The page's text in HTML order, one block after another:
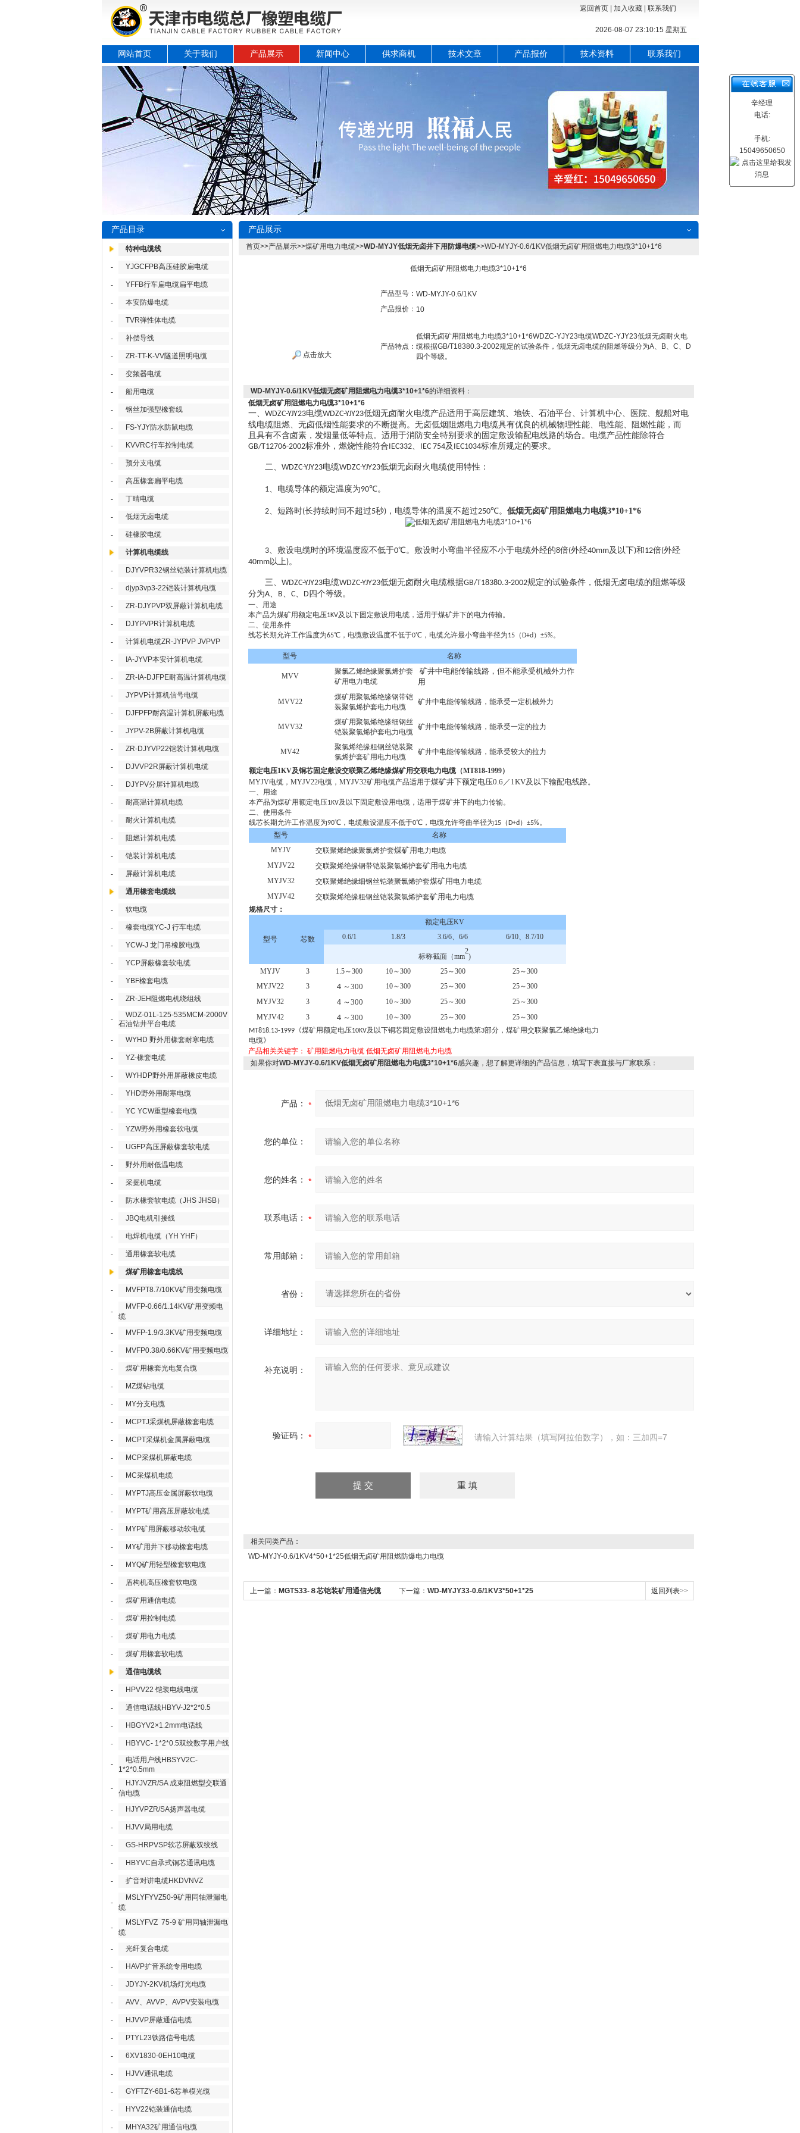
返回首页| 加入收藏| 联系我们
2026-08-07 23:10:16 星期五
网站首页 关于我们 产品展示 新闻中心 供求商机 技术文章 产品报价 技术资料 联系我们
产品目录
特种电缆线
- YJGCFPB高压硅胶扁电缆
- YFFB行车扁电缆扁平电缆
- 本安防爆电缆
- TVR弹性体电缆
- 补偿导线
- ZR-TT-K-VV隧道照明电缆
- 变频器电缆
- 船用电缆
- 钢丝加强型橡套线
- FS-YJY防水防鼠电缆
- KVVRC行车控制电缆
- 预分支电缆
- 高压橡套扁平电缆
- 丁晴电缆
- 低烟无卤电缆
- 硅橡胶电缆
计算机电缆线
- DJYVPR32钢丝铠装计算机电缆
- djyp3vp3-22铠装计算机电缆
- ZR-DJYPVP双屏蔽计算机电缆
- DJYPVPR计算机电缆
- 计算机电缆ZR-JYPVP JVPVP
- IA-JYVP本安计算机电缆
- ZR-IA-DJFPE耐高温计算机电缆
- JYPVP计算机信号电缆
- DJFPFP耐高温计算机屏蔽电缆
- JYPV-2B屏蔽计算机电缆
- ZR-DJYVP22铠装计算机电缆
- DJVVP2R屏蔽计算机电缆
- DJYPV分屏计算机电缆
- 耐高温计算机电缆
- 耐火计算机电缆
- 阻燃计算机电缆
- 铠装计算机电缆
- 屏蔽计算机电缆
通用橡套电缆线
- 软电缆
- 橡套电缆YC-J 行车电缆
- YCW-J 龙门吊橡胶电缆
- YCP屏蔽橡套软电缆
- YBF橡套电缆
- ZR-JEH阻燃电机绕组线
-
WDZ-01L-125-535MCM-2000V
石油钻井平台电缆
-
WYHD 野外用橡套耐寒电缆
- YZ-橡套电缆
- WYHDP野外用屏蔽橡皮电缆
- YHD野外用耐寒电缆
- YC YCW重型橡套电缆
- YZW野外用橡套软电缆
- UGFP高压屏蔽橡套软电缆
- 野外用耐低温电缆
- 采掘机电缆
- 防水橡套软电缆（JHS JHSB）
- JBQ电机引接线
- 电焊机电缆（YH YHF）
- 通用橡套软电缆
煤矿用橡套电缆线
- MVFPT8.7/10KV矿用变频电缆
-
MVFP-0.66/1.14KV矿用变频电
缆
-
MVFP-1.9/3.3KV矿用变频电缆
- MVFP0.38/0.66KV矿用变频电缆
- 煤矿用橡套光电复合缆
- MZ煤钻电缆
- MY分支电缆
- MCPTJ采煤机屏蔽橡套电缆
- MCPT采煤机金属屏蔽电缆
- MCP采煤机屏蔽电缆
- MC采煤机电缆
- MYPTJ高压金属屏蔽软电缆
- MYPT矿用高压屏蔽软电缆
- MYP矿用屏蔽移动软电缆
- MY矿用井下移动橡套电缆
- MYQ矿用轻型橡套软电缆
- 盾构机高压橡套软电缆
- 煤矿用通信电缆
- 煤矿用控制电缆
- 煤矿用电力电缆
- 煤矿用橡套软电缆
通信电缆线
- HPVV22 铠装电线电缆
- 通信电话线HBYV-J2*2*0.5
- HBGYV2×1.2mm电话线
- HBYVC- 1*2*0.5双绞数字用户线
-
电话用户线HBSYV2C-
1*2*0.5mm
-
HJYJVZR/SA 成束阻燃型交联通
信电缆
-
HJYVPZR/SA扬声器电缆
- HJVV局用电缆
- GS-HRPVSP软芯屏蔽双绞线
- HBYVC自承式铜芯通讯电缆
- 扩音对讲电缆HKDVNVZ
-
MSLYFYVZ50-9矿用同轴泄漏电
缆
-
MSLYFVZ 75-9 矿用同轴泄漏电
缆
-
光纤复合电缆
- HAVP扩音系统专用电缆
- JDYJY-2KV机场灯光电缆
- AVV、AVVP、AVPV安装电缆
- HJVVP屏蔽通信电缆
- PTYL23铁路信号电缆
- 6XV1830-0EH10电缆
- HJVV通讯电缆
- GYFTZY-6B1-6芯单模光缆
- HYV22铠装通信电缆
- MHYA32矿用通信电缆
产品展示
首页>>产品展示>>煤矿用电力电缆>>WD-MYJY低烟无卤井下用防爆电缆>>WD-MYJY-0.6/1KV低烟无卤矿用阻燃电力电缆3*10+1*6
低烟无卤矿用阻燃电力电缆3*10+1*6
点击放大
产品型号： WD-MYJY-0.6/1KV
产品报价： 10
产品特点：
低烟无卤矿用阻燃电力电缆3*10+1*6WDZC-YJY23电缆WDZC-YJY23低烟无卤耐火电
缆根据GB/T18380.3-2002规定的试验条件，低烟无卤电缆的阻燃等级分为A、B、C、D
四个等级。
WD-MYJY-0.6/1KV低烟无卤矿用阻燃电力电缆3*10+1*6的详细资料：
低烟无卤矿用阻燃电力电缆3*10+1*6
一、 WDZC-YJY23电缆WDZC-YJY23低烟无卤耐火电缆产品适用于高层建筑、地铁、石油平台、计算机中心、医院、舰船对电
线电缆阻燃、无卤低烟性能要求的不断提高。无卤低烟阻燃电力电缆具有优良的机械物理性能、电性能、阻燃性能，而
且具有不含卤素，发烟量低等特点。适用于消防安全特别要求的固定敷设输配电线路的场合。电缆产品性能除符合
GB/T12706-2002标准外，燃烧性能符合IEC332、 IEC 754及 IEC1034标准所规定的要求。
二、 WDZC-YJY23电缆WDZC-YJY23低烟无卤耐火电缆使用特性：
1、电缆导体的额定温度为90℃。
2、短路时(长持续时间不超过5秒)，电缆导体的温度不超过250℃。 低烟无卤矿用阻燃电力电缆3*10+1*6
3、敷设电缆时的环境温度应不低于0℃。敷设时小弯曲半径应不小于电缆外经的8倍(外经40mm及以下)和 12倍(外经
40mm以上)。
三、 WDZC-YJY23电缆WDZC-YJY23低烟无卤耐火电缆根据GB/T18380.3-2002规定的试验条件，低烟无卤电缆的阻燃等级
分为A、 B、 C、 D四个等级。
一、用途
本产品为煤矿用额定电压1KV及以下固定敷设用电缆，适用于煤矿井下的电力传输。
二、使用条件
线芯长期允许工作温度为65℃，电缆敷设温度不低于0℃，电缆允许最小弯曲半径为15（ D+d ） ±5%。
型号 名称
MVV
聚氯乙烯绝缘聚氯烯护套
矿用电力电缆
矿井中电能传输线路，但不能承受机械外力作
用
MVV22
煤矿用聚氯烯绝缘钢带铠
装聚氯烯护套电力电缆
矿井中电能传输线路，能承受一定机械外力
MVV32
煤矿用聚氯烯绝缘细钢丝
铠装聚氯烯护套电力电缆
矿井中电能传输线路，能承受一定的拉力
MV42
聚氯烯绝缘粗钢丝铠装聚
氯烯护套矿用电力电缆
矿井中电能传输线路，能承受较大的拉力
额定电压1KV及铜芯固定敷设交联聚乙烯绝缘煤矿用交联电力电缆（MT818-1999）
MYJV电缆，MYJV22电缆，MYJV32矿用电缆产品适用于煤矿井下额定电压0.6／1KV及以下输配电线路。
一、用途
本产品为煤矿用额定电压1KV及以下固定敷设用电缆，适用于煤矿井下的电力传输。
二、使用条件
线芯长期允许工作温度为90℃，电缆敷设温度不低于0℃，电缆允许弯曲半径为15（ D+d ） ±5%。
型号
名称
MYJV
交联聚烯绝缘聚氯烯护套煤矿用 电力电缆
MYJV22
交联聚烯绝缘钢带铠装聚氯烯护套矿用 电力电缆
MYJV32
交联聚烯绝缘细钢丝铠装聚氯烯护套煤矿用 电力电缆
MYJV42
交联聚烯绝缘粗钢丝铠装聚氯烯护套矿用 电力电缆
规格尺寸：
型号 芯数
额定电压KV
0.6/1
1.8/3 3.6/6、6/6 6/10、8.7/10
标称截面（mm
2
)
MYJV
3 1.5～300 10～300 25～300
25～300
MYJV22
3 ４～300 10～300 25～300
25～300
MYJV32
3 ４～300 10～300 25～300
25～300
MYJV42
3 ４～300 10～300 25～300 25～300
MT818.13-1999《煤矿用额定电压10KV及以下铜芯固定敷设阻燃电力电缆第3部分，煤矿用交联聚氯乙烯绝缘电力
电缆》
产品相关关键字： 矿用阻燃电力电缆 低烟无卤矿用阻燃电力电缆
如果你对WD-MYJY-0.6/1KV低烟无卤矿用阻燃电力电缆3*10+1*6感兴趣，想了解更详细的产品信息，填写下表直接与厂家联系：
产品：
您的单位：
您的姓名：
联系电话：
常用邮箱：
省份：
详细地址：
补充说明：
验证码： 请输入计算结果（填写阿拉伯数字），如：三加四=7
相关同类产品：
WD-MYJY-0.6/1KV4*50+1*25低烟无卤矿用阻燃防爆电力电缆
上一篇： MGTS33-８芯铠装矿用通信光缆 下一篇： WD-MYJY33-0.6/1KV3*50+1*25 返回列表>>
辛经理
电话:
手机:
15049650650